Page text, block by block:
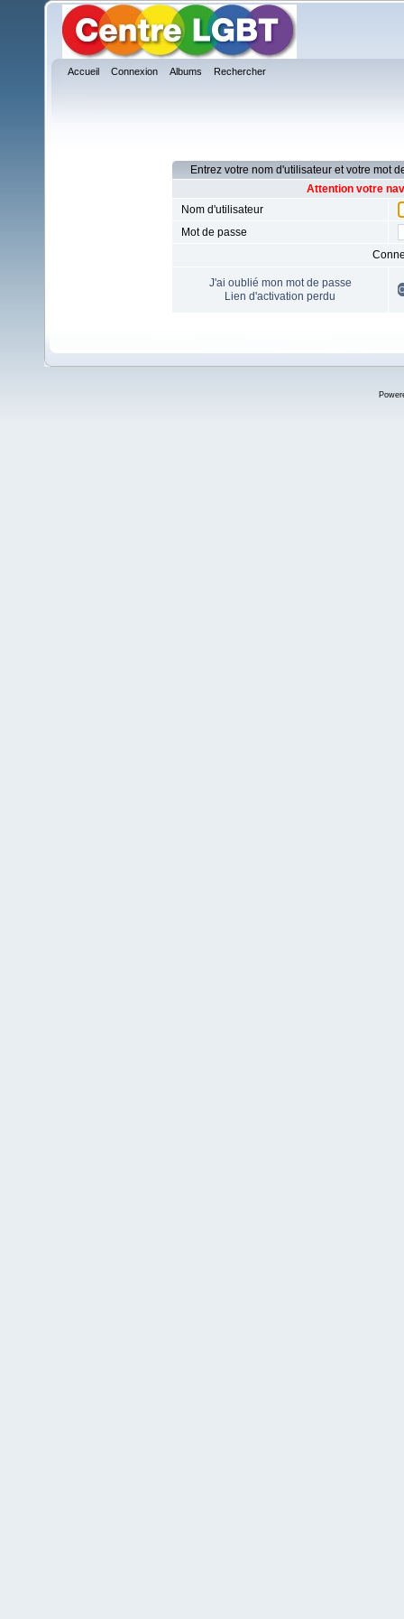
Accueil Connexion Albums Rechercher
Entrez votre nom d'utilisateur et votre mot
Attention votre
Nom d'utilisateur
Mot de passe
J'ai oublié mon mot de passe
Lien d'activation perdu